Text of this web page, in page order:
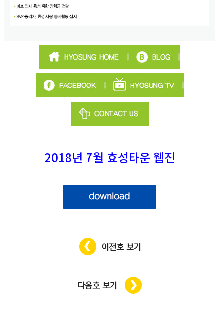
2018년 7월 효성타운 웹진